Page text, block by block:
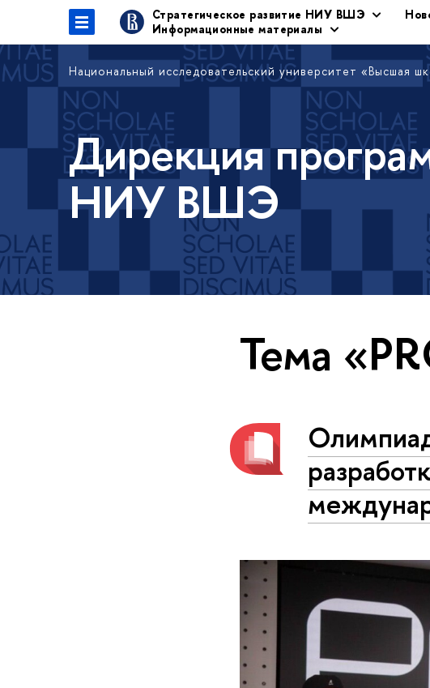
Стратегическое развитие НИУ ВШЭ
Информационные материалы
Национальный исследовательский университет «Высшая
Дирекция
НИУ ВШЭ
Тема